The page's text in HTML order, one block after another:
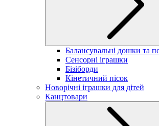
Балансувальні дошки та
Сенсорні іграшки
Бізіборди
Кінетичний пісок
Новорічні іграшки для дітей
Канцтовари